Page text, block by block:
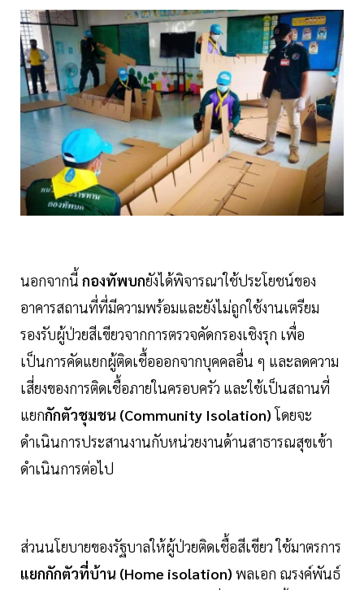
นอกจากนี้ กองทัพบกยังได้พิจารณาใช้ประโยชน์ของ
อาคารสถานที่ที่มีความพร้อมและยังไม่ถูกใช้งานเตรียม
รองรับผู้ป่วยสีเขียวจากการตรวจคัดกรองเชิงรุก เพื่อ
เป็นการคัดแยกผู้ติดเชื้อออกจากบุคคลอื่น ๆ และลดความ
เสี่ยงของการติดเชื้อภายในครอบครัว และใช้เป็นสถานที่
แยกกักตัวชุมชน (Community Isolation)โดยจะ
ดำเนินการประสานงานกับหน่วยงานด้านสาธารณสุขเข้า
ดำเนินการต่อไป
ส่วนนโยบายของรัฐบาลให้ผู้ป่วยติดเชื้อสีเขียว ใช้มาตรการ
แยกกักตัวที่บ้าน (Home isolation) พลเอก ณรงค์พันธ์